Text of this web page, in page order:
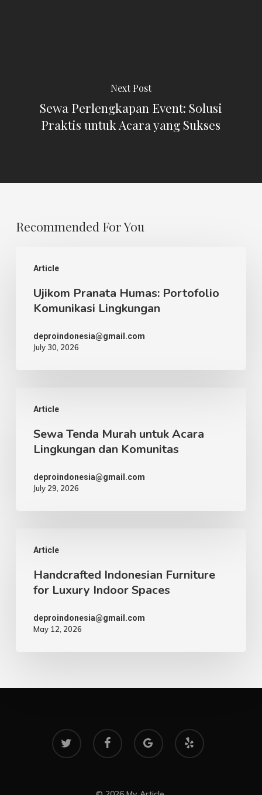
Next Post
Sewa Perlengkapan Event: Solusi
Praktis untuk Acara yang Sukses
Recommended For You
Article
Pranata
Humas:
Portofolio
Komunikasi
Lingkungan
Ujikom Pranata Humas: Portofolio
Komunikasi Lingkungan
deproindonesia@gmail.com
July 30, 2026
Article
Tenda
Murah
untuk
Acara
Lingkungan
Sewa Tenda Murah untuk Acara
Lingkungan dan Komunitas
deproindonesia@gmail.com
July 29, 2026
Article
Indonesian
Furniture
Luxury
Indoor
Handcrafted Indonesian Furniture
for Luxury Indoor Spaces
deproindonesia@gmail.com
May 12, 2026
twitter facebook
google-
plus
yelp